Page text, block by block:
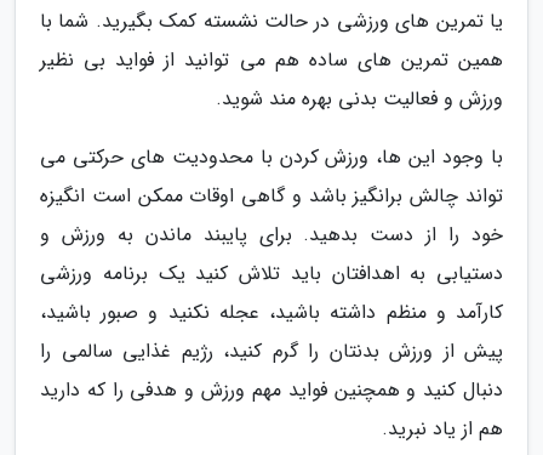
یا تمرین های ورزشی در حالت نشسته کمک بگیرید. شما با
همین تمرین های ساده هم می توانید از فواید بی نظیر
ورزش و فعالیت بدنی بهره مند شوید.
با وجود این ها، ورزش کردن با محدودیت های حرکتی می
تواند چالش برانگیز باشد و گاهی اوقات ممکن است انگیزه
خود را از دست بدهید. برای پایبند ماندن به ورزش و
دستیابی به اهدافتان باید تلاش کنید یک برنامه ورزشی
کارآمد و منظم داشته باشید، عجله نکنید و صبور باشید،
پیش از ورزش بدنتان را گرم کنید، رژیم غذایی سالمی را
دنبال کنید و همچنین فواید مهم ورزش و هدفی را که دارید
هم از یاد نبرید.